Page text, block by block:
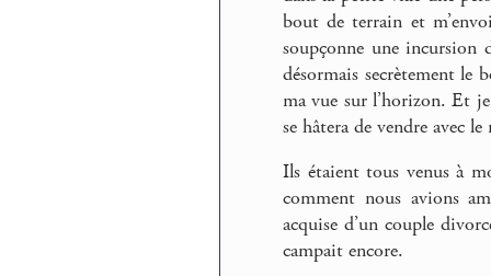
bout de terrain et
soupçonne une incursion
désormais secrètement le
ma vue sur l’horizon. Et je
se hâtera de vendre avec le
Ils étaient tous venus à
comment nous avions
acquise d’un couple
campait encore.